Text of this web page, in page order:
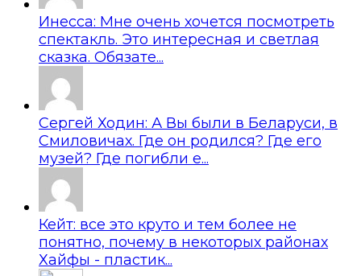
Инесса: Мне очень хочется посмотреть
спектакль. Это интересная и светлая
сказка. Обязате...
Сергей Ходин: А Вы были в Беларуси, в
Смиловичах. Где он родился? Где его
музей? Где погибли е...
Кейт: все это круто и тем более не
понятно, почему в некоторых районах
Хайфы - пластик...